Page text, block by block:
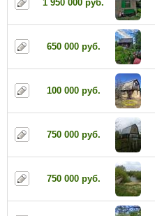
1 950 000 руб.
650 000 руб.
100 000 руб.
750 000 руб.
750 000 руб.